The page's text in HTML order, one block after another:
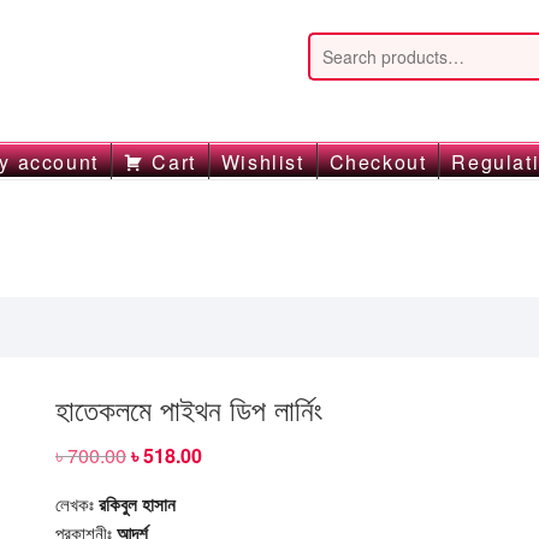
account Cart Wishlist Checkout
হাতেকলমে পাইথন ডিপ লার্নিং
৳700.00Original
৳ 700.00.
৳518.00Current
লেখকঃরকিবুল হাসান
প্রকাশনীঃআদর্শ